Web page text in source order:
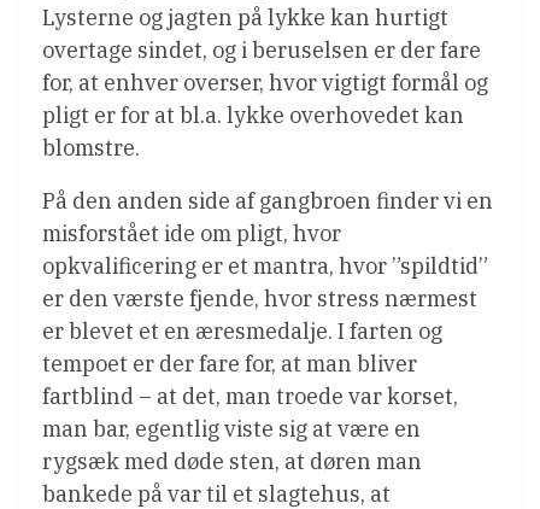
Lysterne og jagten på lykke kan hurtigt
overtage sindet, og i beruselsen er der fare
for, at enhver overser, hvor vigtigt formål og
pligt er for at bl.a. lykke overhovedet kan
blomstre.
På den anden side af gangbroen finder vi en
misforstået ide om pligt, hvor
opkvalificering er et mantra, hvor ”spildtid”
er den værste fjende, hvor stress nærmest
er blevet et en æresmedalje. I farten og
tempoet er der fare for, at man bliver
fartblind – at det, man troede var korset,
man bar, egentlig viste sig at være en
rygsæk med døde sten, at døren man
bankede på var til et slagtehus, at